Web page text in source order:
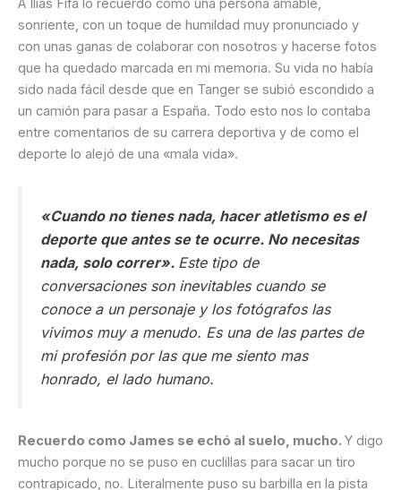
A Ilias Fifa lo recuerdo como una persona amable,
sonriente, con un toque de humildad muy pronunciado y
con unas ganas de colaborar con nosotros y hacerse fotos
que ha quedado marcada en mi memoria. Su vida no había
sido nada fácil desde que en Tanger se subió escondido a
un camión para pasar a España. Todo esto nos lo contaba
entre comentarios de su carrera deportiva y de como el
deporte lo alejó de una «mala vida».
«Cuando no tienes nada, hacer atletismo es el
deporte que antes se te ocurre. No necesitas
nada, solo correr». Este tipo de
conversaciones son inevitables cuando se
conoce a un personaje y los fotógrafos las
vivimos muy a menudo. Es una de las partes de
mi profesión por las que me siento mas
honrado, el lado humano.
Recuerdo como James se echó al suelo, mucho. Y digo
mucho porque no se puso en cuclillas para sacar un tiro
contrapicado, no. Literalmente puso su barbilla en la pista